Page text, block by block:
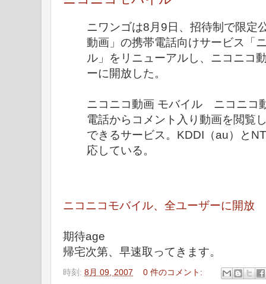
ニワンゴは8月9日、招待制で限定
動画」の携帯電話向けサービス「
ル」をリニューアルし、ニコニコ
ーに開放した。
ニコニコ動画 モバイル ニコニコ
電話からコメント入り動画を閲覧
できるサービス。KDDI（au）と
応している。
ニコニコモバイル、全ユーザーに開放
期待age
帰宅次第、早速取ってきます。
時刻: 8月 09, 2007 0 件のコメント: